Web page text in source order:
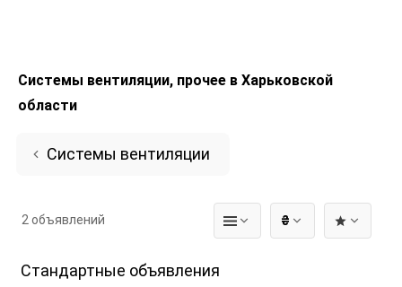
Системы вентиляции, прочее в Харьковской
области
Системы вентиляции
₴
2 объявлений
Стандартные объявления